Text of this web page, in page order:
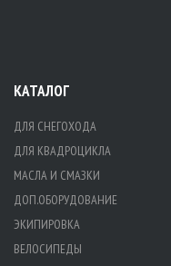
КАТАЛОГ
ДЛЯ СНЕГОХОДА
ДЛЯ КВАДРОЦИКЛА
МАСЛА И СМАЗКИ
ДОП.ОБОРУДОВАНИЕ
ЭКИПИРОВКА
ВЕЛОСИПЕДЫ